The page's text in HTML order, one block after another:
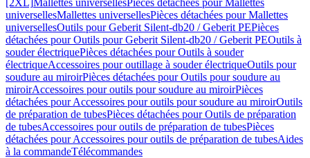
[2XL]Mallettes universellesPièces détachées pour Mallettes
universellesMallettes universellesPièces détachées pour Mallettes
universellesOutils pour Geberit Silent-db20 / Geberit PEPièces
détachées pour Outils pour Geberit Silent-db20 / Geberit PEOutils à
souder électriquePièces détachées pour Outils à souder
électriqueAccessoires pour outillage à souder électriqueOutils pour
soudure au miroirPièces détachées pour Outils pour soudure au
miroirAccessoires pour outils pour soudure au miroirPièces
détachées pour Accessoires pour outils pour soudure au miroirOutils
de préparation de tubesPièces détachées pour Outils de préparation
de tubesAccessoires pour outils de préparation de tubesPièces
détachées pour Accessoires pour outils de préparation de tubesAides
à la commandeTélécommandes